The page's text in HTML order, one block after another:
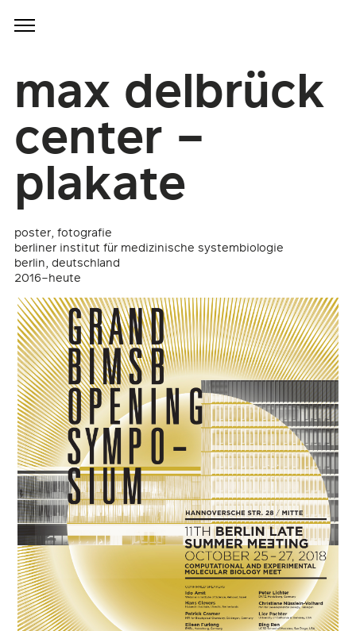
max delbrück
center –
plakate
poster, fotografie
berliner institut für medizinische systembiologie
berlin, deutschland
2016–heute